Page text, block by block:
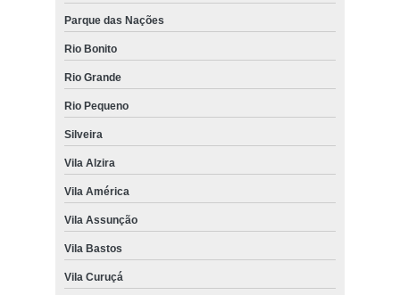
Parque das Nações
Rio Bonito
Rio Grande
Rio Pequeno
Silveira
Vila Alzira
Vila América
Vila Assunção
Vila Bastos
Vila Curuçá